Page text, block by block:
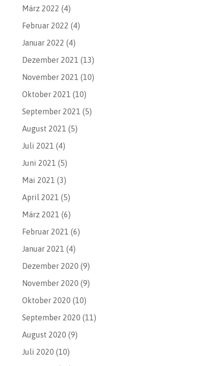
März 2022 (4)
Februar 2022 (4)
Januar 2022 (4)
Dezember 2021 (13)
November 2021 (10)
Oktober 2021 (10)
September 2021 (5)
August 2021 (5)
Juli 2021 (4)
Juni 2021 (5)
Mai 2021 (3)
April 2021 (5)
März 2021 (6)
Februar 2021 (6)
Januar 2021 (4)
Dezember 2020 (9)
November 2020 (9)
Oktober 2020 (10)
September 2020 (11)
August 2020 (9)
Juli 2020 (10)